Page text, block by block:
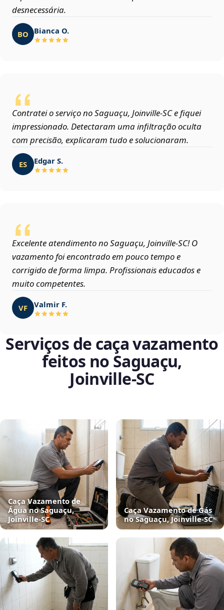
desnecessária.
BO Bianca O.
Contratei o serviço no Saguaçu, Joinville‑SC e fiquei
impressionado. Detectaram uma infiltração oculta
com precisão, explicaram tudo e solucionaram.
ES Edgar S.
Excelente atendimento no Saguaçu, Joinville‑SC! O
vazamento foi encontrado em pouco tempo e
corrigido de forma limpa. Profissionais educados e
muito competentes.
VF Valmir F.
Serviços de caça vazamento
feitos no Saguaçu,
Joinville‑SC
Caça Vazamento de
Água no Saguaçu,
Joinville‑SC
Caça Vazamento de Gás
no Saguaçu, Joinville‑SC